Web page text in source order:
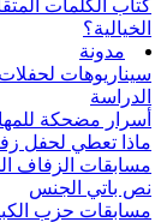
كتاب الكلمات
الخيالية؟
مدونة
سيناريوهات
الدراسة
أسرار مضحكة
ماذا تعطي لحفل
مسابقات الزفاف
نص باتي الجنس
مسابقات حزب